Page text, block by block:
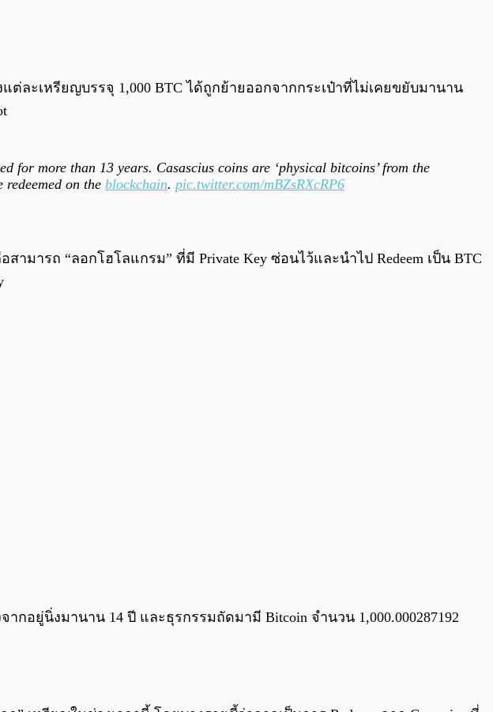
/
ละเหรียญบรรจุ 1,000 BTC ได้ถูกย้ายออกจากกระเป๋าที่ไม่เคยขยับมานาน
more than 13 years. Casascius coins are ‘physical bitcoins’ from the
on the blockchain. pic.twitter.com/mBZsRXcRP6
มารถ “ลอกโฮโลแกรม” ที่มี Private Key ซ่อนไว้และนำไป Redeem เป็น BTC
กอยู่นิ่งมานาน 14 ปี และธุรกรรมถัดมามี Bitcoin จำนวน 1,000.000287192